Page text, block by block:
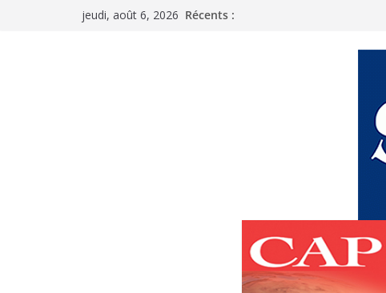
jeudi, août 6, 2026 Récents :